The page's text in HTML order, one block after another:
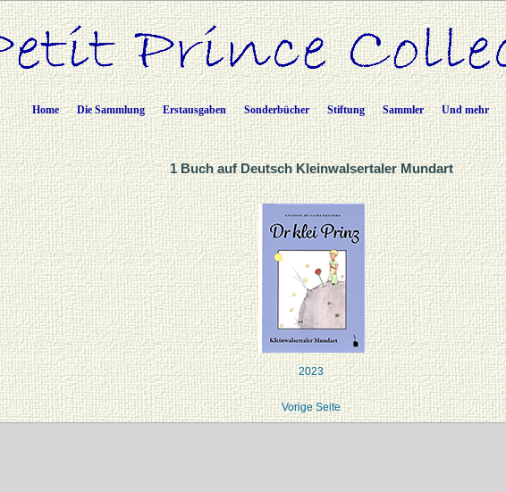
Home Die Sammlung Erstausgaben Sonderbücher Stiftung Sammler Und mehr
1 Buch auf Deutsch Kleinwalsertaler Mundart
2023
Vorige Seite